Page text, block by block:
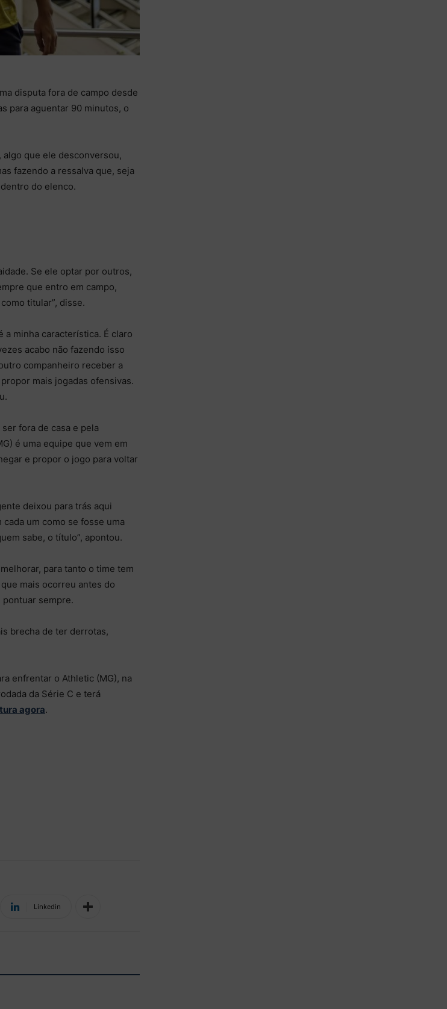
disputa fora de campo desde
para aguentar 90 minutos, o
algo que ele desconversou,
fazendo a ressalva que, seja
do elenco.
Se ele optar por outros,
que entro em campo,
titular”, disse.
a minha característica. É claro
acabo não fazendo isso
companheiro receber a
mais jogadas ofensivas.
fora de casa e pela
é uma equipe que vem em
e propor o jogo para voltar
deixou para trás aqui
um como se fosse uma
sabe, o título”, apontou.
para tanto o time tem
mais ocorreu antes do
pontuar sempre.
brecha de ter derrotas,
enfrentar o Athletic (MG), na
da Série C e terá
agora.
Linkedin